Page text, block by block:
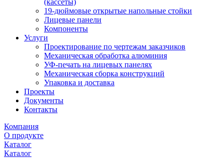
19-дюймовые открытые напольные стойки
Лицевые панели
Компоненты
Услуги
Проектирование по чертежам заказчиков
Механическая обработка алюминия
УФ-печать на лицевых панелях
Механическая сборка конструкций
Упаковка и доставка
Проекты
Документы
Контакты
Компания
О продукте
Каталог
Каталог